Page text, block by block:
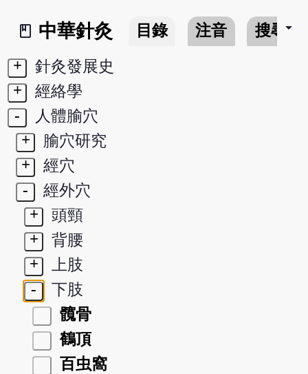
book_2
中華針灸 目錄 注音 搜尋arrow_drop_down
+
針灸發展史
+
經絡學
-
人體腧穴
+
腧穴研究
+
經穴
-
經外穴
+
頭頸
+
背腰
+
上肢
-
下肢
髖骨
鶴頂
百虫窩